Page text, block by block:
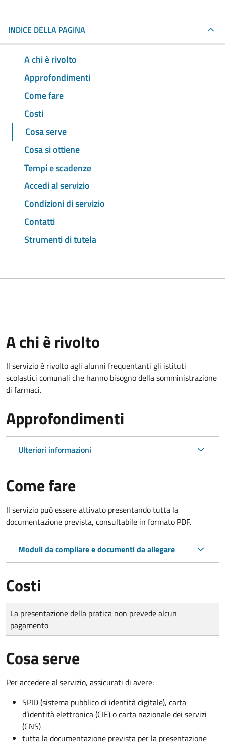
INDICE DELLA PAGINA
A chi è rivolto
Approfondimenti
Come fare
Costi
Cosa serve
Cosa si ottiene
Tempi e scadenze
Accedi al servizio
Condizioni di servizio
Contatti
Strumenti di tutela
A chi è rivolto
Il servizio è rivolto agli alunni frequentanti gli istituti
scolastici comunali che hanno bisogno della somministrazione
di farmaci.
Approfondimenti
Ulteriori informazioni
Come fare
Il servizio può essere attivato presentando tutta la
documentazione prevista, consultabile in formato PDF.
Moduli da compilare e documenti da allegare
Costi
Tipo di pagamento
Importo
La presentazione della pratica non prevede alcun
pagamento
Cosa serve
Per accedere al servizio, assicurati di avere:
SPID (sistema pubblico di identità digitale), carta
d’identità elettronica (CIE) o carta nazionale dei servizi
(CNS)
tutta la documentazione prevista per la presentazione